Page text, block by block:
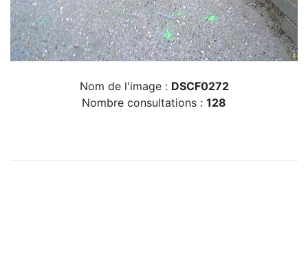
Nom de l'image : DSCF0272
Nombre consultations : 128